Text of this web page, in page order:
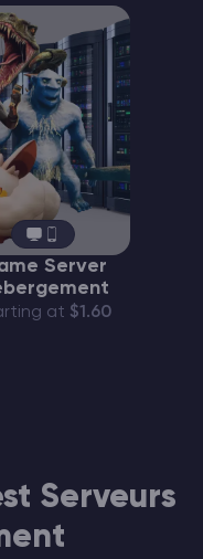
Server
at $1.60
Serveurs